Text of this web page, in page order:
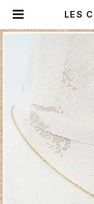
LES